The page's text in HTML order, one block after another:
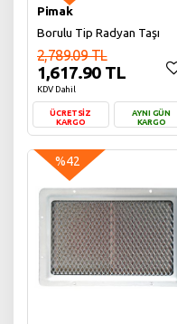
Pimak
Borulu Tip Radyan Taşı
2,789.09 TL
1,617.90 TL
KDV Dahil
ÜCRETSİZ
KARGO
AYNI GÜN
KARGO
Sepete Ekle
%42